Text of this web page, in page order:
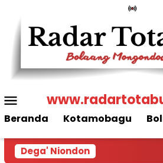
konten
Menu
Mobile
Beranda Kotamobagu
Dega' Niondon